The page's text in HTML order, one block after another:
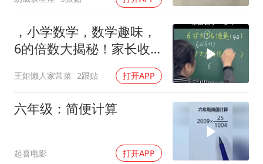
，小学数学，数学趣味，
6的倍数大揭秘！家长收
王姐懒人家常菜 2跟贴 打开APP
六年级：简便计算
起喜电影 打开APP